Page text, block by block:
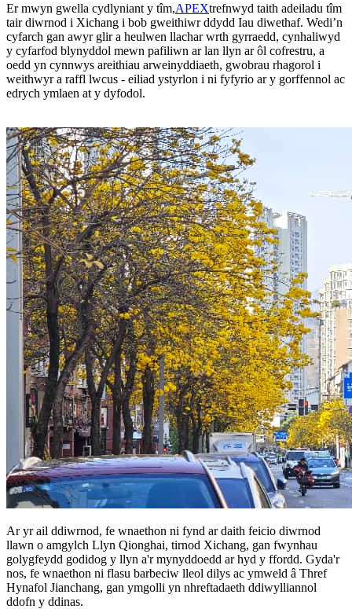
Er mwyn gwella cydlyniant y tîm,APEXtrefnwyd taith adeiladu tîm
tair diwrnod i Xichang i bob gweithiwr ddydd Iau diwethaf. Wedi’n
cyfarch gan awyr glir a heulwen llachar wrth gyrraedd, cynhaliwyd
y cyfarfod blynyddol mewn pafiliwn ar lan llyn ar ôl cofrestru, a
oedd yn cynnwys areithiau arweinyddiaeth, gwobrau rhagorol i
weithwyr a raffl lwcus - eiliad ystyrlon i ni fyfyrio ar y gorffennol ac
edrych ymlaen at y dyfodol.
Ar yr ail ddiwrnod, fe wnaethon ni fynd ar daith feicio diwrnod
llawn o amgylch Llyn Qionghai, tirnod Xichang, gan fwynhau
golygfeydd godidog y llyn a'r mynyddoedd ar hyd y ffordd. Gyda'r
nos, fe wnaethon ni flasu barbeciw lleol dilys ac ymweld â Thref
Hynafol Jianchang, gan ymgolli yn nhreftadaeth ddiwylliannol
ddofn y ddinas.